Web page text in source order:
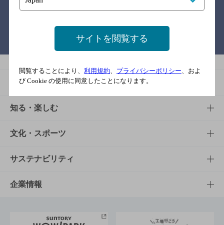
バー検索サイト［BAR-NAVI］
商品
商品TOP
商品一覧
商品発売情報
栄養成分一覧
知る・楽しむ
知る・楽しむTOP
キャンペーン
工場見学
文化・スポーツ
文化・スポーツTOP
サントリーホール
サステナビリティ
サステナビリティTOP
企業情報
サイトを閲覧する
閲覧することにより、 利用規約、 プライバシーポリシー、およ
び Cookie の使用に同意したことになります。